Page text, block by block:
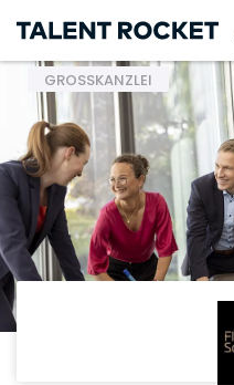
GROSSKANZLEI